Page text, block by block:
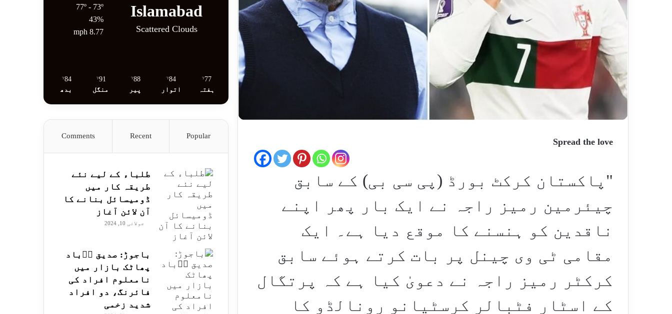
Spread the love
"پاکستان کرکٹ بورڈ (پی سی بی) کے سابق
چیئرمین رمیز راجہ نے ایک بار پھر اپنے
ناقدین کو ہنسنے کا موقع دیا ہے۔ ایک
مقامی ٹی وی چینل پر بات کرتے ہوئے سابق
کرکٹر رمیز راجہ نے دعویٰ کیا ہے کہ پرتگال
کے اسٹار فٹبالر کرسٹیانو رونالڈو کا
Islamabad
Scattered Clouds
43%
8.77 mph
77
℉
ہفتہ
84
℉
اتوار
88
℉
پیر
91
℉
منگل
84
℉
بدھ
Popular
Recent
Comments
طلباء کے لیے نئے
طریقہ کار میں
ڈومیسائل بنانے کا
آن لائن آغاز
جولائی 10, 2024
باجوڑ: صدیق اۤباد
پھاٹک بازار میں
نامعلوم افراد کی
فائرنگ، دو افراد
شدید زخمی